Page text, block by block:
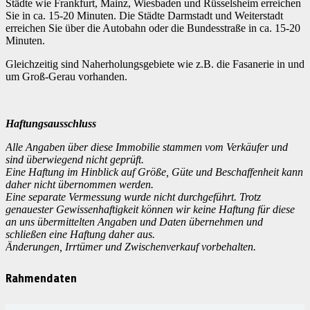
Städte wie Frankfurt, Mainz, Wiesbaden und Rüsselsheim erreichen
Sie in ca. 15-20 Minuten. Die Städte Darmstadt und Weiterstadt
erreichen Sie über die Autobahn oder die Bundesstraße in ca. 15-20
Minuten.
Gleichzeitig sind Naherholungsgebiete wie z.B. die Fasanerie in und
um Groß-Gerau vorhanden.
Haftungsausschluss
Alle Angaben über diese Immobilie stammen vom Verkäufer und
sind überwiegend nicht geprüft.
Eine Haftung im Hinblick auf Größe, Güte und Beschaffenheit kann
daher nicht übernommen werden.
Eine separate Vermessung wurde nicht durchgeführt. Trotz
genauester Gewissenhaftigkeit können wir keine Haftung für diese
an uns übermittelten Angaben und Daten übernehmen und
schließen eine Haftung daher aus.
Änderungen, Irrtümer und Zwischenverkauf vorbehalten.
Rahmendaten